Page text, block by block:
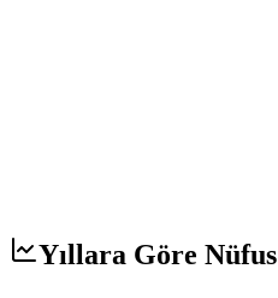
Yıllara Göre Nüfus